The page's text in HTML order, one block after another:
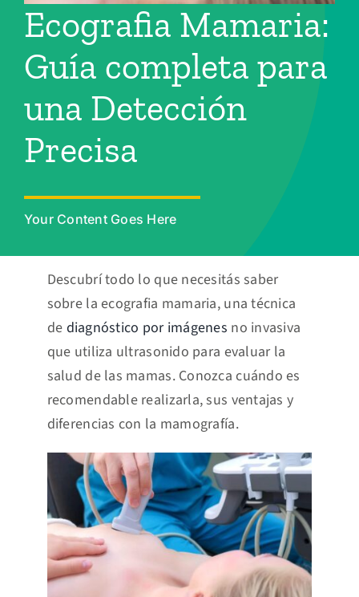
Ecografia Mamaria:
Guía completa para
una Detección
Precisa
Your Content Goes Here
Descubrí todo lo que necesitás saber
sobre la ecografia mamaria, una técnica
de diagnóstico por imágenes no invasiva
que utiliza ultrasonido para evaluar la
salud de las mamas. Conozca cuándo es
recomendable realizarla, sus ventajas y
diferencias con la mamografía.